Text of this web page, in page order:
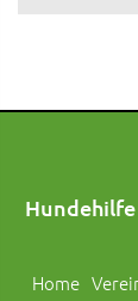
Hundehilfe
Home